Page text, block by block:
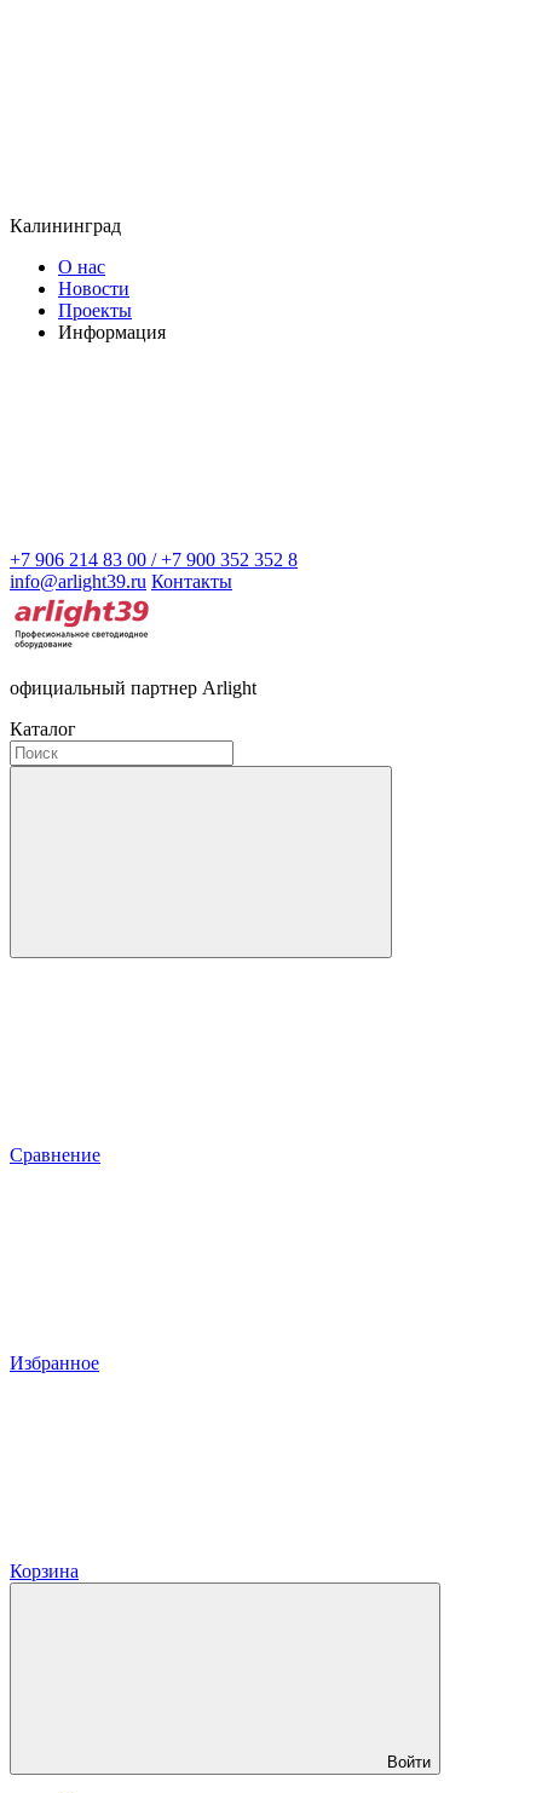
Калининград
О нас
Новости
Проекты
Информация
+7 906 214 83 00 / +7 900 352 352 8
info@arlight39.ru Контакты
официальный партнер Arlight
Каталог
Сравнение
Избранное
Корзина
Войти